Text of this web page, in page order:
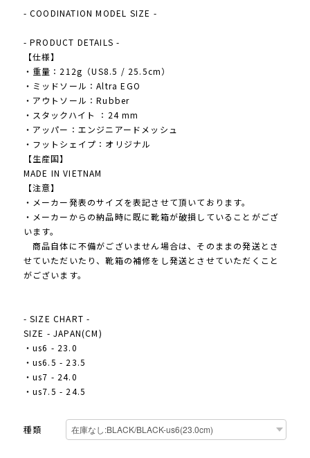
- COODINATION MODEL SIZE -
- PRODUCT DETAILS -
【仕様】
・重量：212g（US8.5 / 25.5cm）
・ミッドソール：Altra EGO
・アウトソール：Rubber
・スタックハイト ：24 mm
・アッパー：エンジニアードメッシュ
・フットシェイプ：オリジナル
【生産国】
MADE IN VIETNAM
【注意】
・メーカー発表のサイズを表記させて頂いております。
・メーカーからの納品時に既に靴箱が破損していることがござ
います。
商品自体に不備がございません場合は、そのままの発送とさ
せていただいたり、靴箱の補修をし発送とさせていただくこと
がございます。
- SIZE CHART -
SIZE - JAPAN(CM)
・us6 - 23.0
・us6.5 - 23.5
・us7 - 24.0
・us7.5 - 24.5
種類